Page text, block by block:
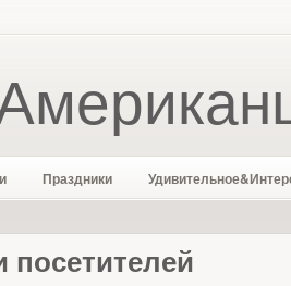
Праздники
посетителей